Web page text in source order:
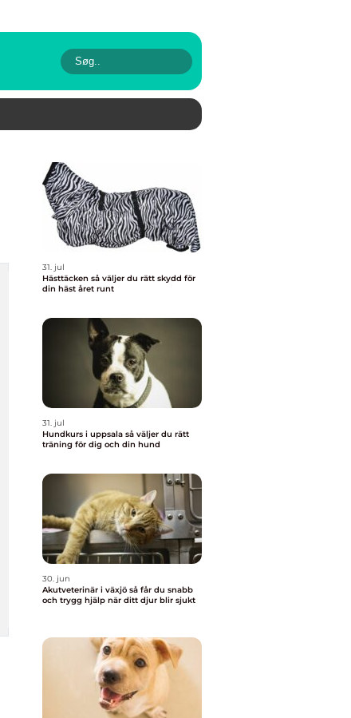
31. jul
Hästtäcken så väljer du rätt skydd för
din häst året runt
31. jul
Hundkurs i uppsala så väljer du rätt
träning för dig och din hund
30. jun
Akutveterinär i växjö så får du snabb
och trygg hjälp när ditt djur blir sjukt